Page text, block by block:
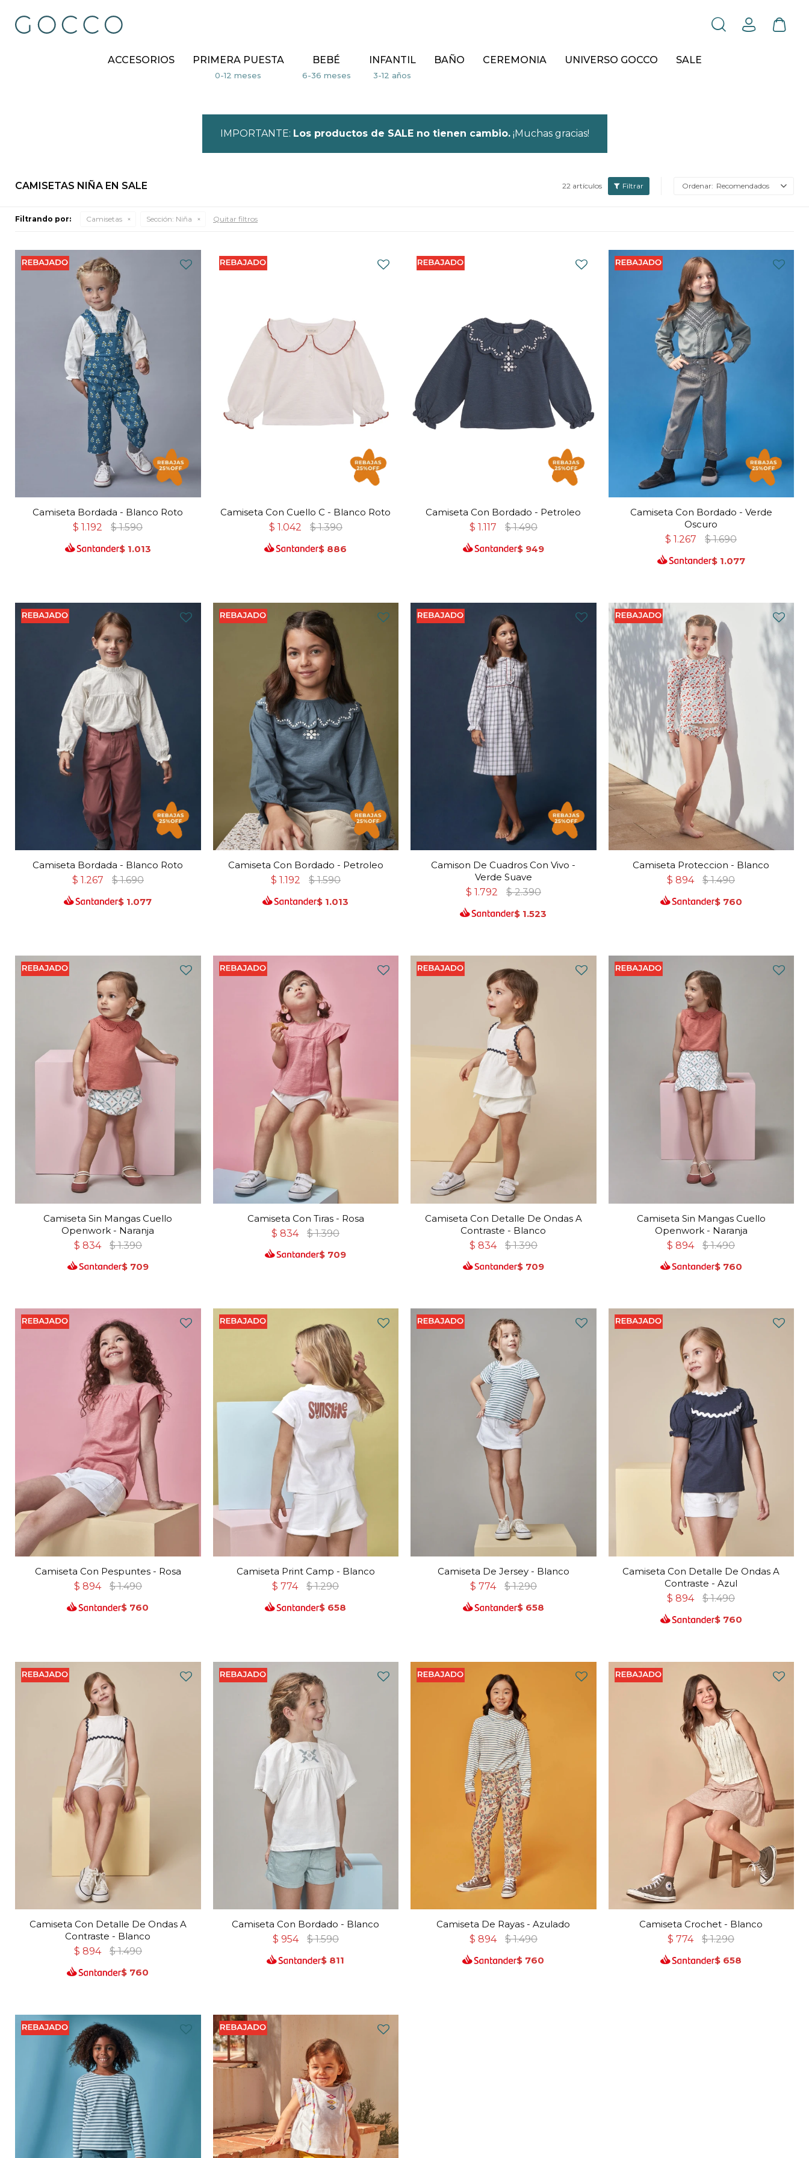
ACCESORIOS PRIMERA PUESTA BEBÉ INFANTIL BAÑO CEREMONIA UNIVERSO GOCCO SALE
IMPORTANTE: Los productos de SALE no tienen cambio.¡Muchas gracias!
CAMISETAS NIÑA EN SALE 22 artículos Recomendados
Filtrando por: Camisetas Sección: Niña Quitar filtros
Camiseta Bordada - Blanco Roto
$ 1.192 $ 1.590
$ 1.013
Camiseta Con Cuello C - Blanco Roto
$ 1.042 $ 1.390
$ 886
Camiseta Con Bordado - Petroleo
$ 1.117 $ 1.490
$ 949
Camiseta Con Bordado - Verde
Oscuro
$ 1.267 $ 1.690
$ 1.077
Camiseta Bordada - Blanco Roto
$ 1.267 $ 1.690
$ 1.077
Camiseta Con Bordado - Petroleo
$ 1.192 $ 1.590
$ 1.013
Camison De Cuadros Con Vivo -
Verde Suave
$ 1.792 $ 2.390
$ 1.523
Camiseta Proteccion - Blanco
$ 894 $ 1.490
$ 760
Camiseta Sin Mangas Cuello
Openwork - Naranja
$ 834 $ 1.390
$ 709
Camiseta Con Tiras - Rosa
$ 834 $ 1.390
$ 709
Camiseta Con Detalle De Ondas A
Contraste - Blanco
$ 834 $ 1.390
$ 709
Camiseta Sin Mangas Cuello
Openwork - Naranja
$ 894 $ 1.490
$ 760
Camiseta Con Pespuntes - Rosa
$ 894 $ 1.490
$ 760
Camiseta Print Camp - Blanco
$ 774 $ 1.290
$ 658
Camiseta De Jersey - Blanco
$ 774 $ 1.290
$ 658
Camiseta Con Detalle De Ondas A
Contraste - Azul
$ 894 $ 1.490
$ 760
Camiseta Con Detalle De Ondas A
Contraste - Blanco
$ 894 $ 1.490
$ 760
Camiseta Con Bordado - Blanco
$ 954 $ 1.590
$ 811
Camiseta De Rayas - Azulado
$ 894 $ 1.490
$ 760
Camiseta Crochet - Blanco
$ 774 $ 1.290
$ 658